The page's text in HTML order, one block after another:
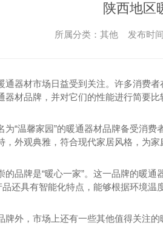
陕西地区
所属分类：其他 发布时
通器材市场日益受到关注。许多消费
器材品牌，并对它们的性能进行简要比
为“温馨家园”的暖通器材品牌备受消
，外观典雅，符合现代家居风格，为家
的品牌是“暖心一家”。这一品牌的暖
品还具有智能化特点，能够根据环境温
牌外，市场上还有一些其他值得关注